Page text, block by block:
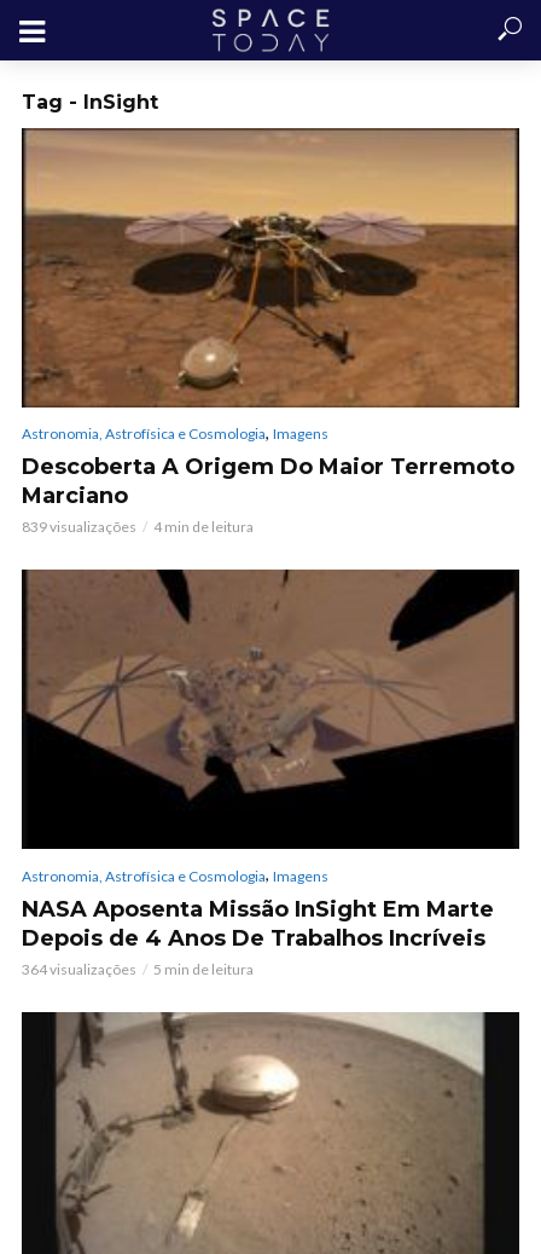
Tag - InSight
Astronomia, Astrofísica e Cosmologia, Imagens
Descoberta A Origem Do Maior Terremoto
Marciano
839 visualizações 4 min de leitura
Astronomia, Astrofísica e Cosmologia, Imagens
NASA Aposenta Missão InSight Em Marte
Depois de 4 Anos De Trabalhos Incríveis
364 visualizações 5 min de leitura